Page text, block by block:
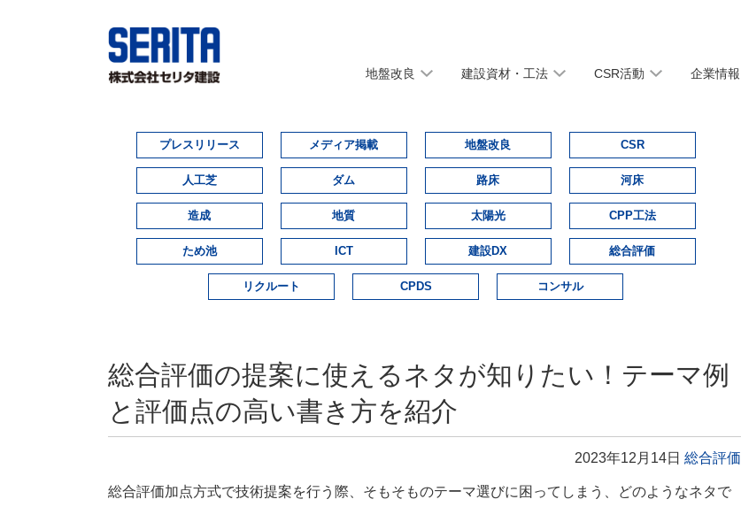
地盤改良 建設資材・工法 CSR活動 企業情報
プレスリリース メディア掲載 地盤改良 CSR
人工芝 ダム 路床 河床
造成 地質 太陽光 CPP工法
ため池 ICT 建設DX 総合評価
リクルート CPDS コンサル
総合評価の提案に使えるネタが知りたい！テーマ例
と評価点の高い書き方を紹介
2023年12月14日 総合評価
総合評価加点方式で技術提案を行う際、そもそものテーマ選びに困ってしまう、どのようなネタで